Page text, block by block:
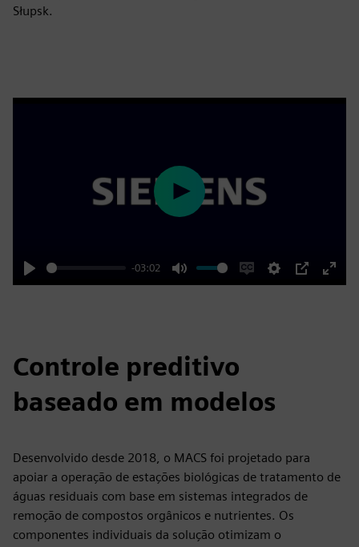
Słupsk.
Play
-03:02
Mute
EnableSettings
PIP
Enter
Play
Controle preditivo
baseado em modelos
Desenvolvido desde 2018, o MACS foi projetado para
apoiar a operação de estações biológicas de tratamento de
águas residuais com base em sistemas integrados de
remoção de compostos orgânicos e nutrientes. Os
componentes individuais da solução otimizam o